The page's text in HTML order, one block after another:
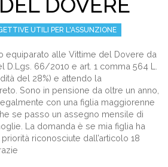
INVIA CVDOVERE
UTILI PER L'ASSUNZIONE
equiparato alle Vittime del Dovere da
D.Lgs. 66/2010 e art. 1 comma 564 L.
del 28%) e attendo la
Sono in pensione da oltre un anno,
con una figlia maggiorenne
se passo un assegno mensile di
La domanda è se mia figlia ha
riconosciute dall’articolo 18